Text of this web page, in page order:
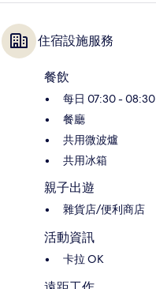
住宿設施服務
餐飲
每日 07:30 -
餐廳
共用微波爐
共用冰箱
親子出遊
雜貨店/便利商店
活動資訊
卡拉 OK